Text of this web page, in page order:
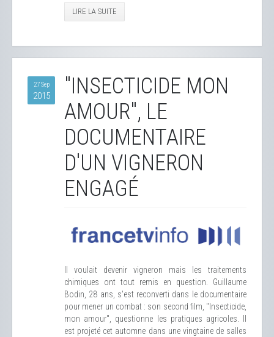
LIRE LA SUITE
27 Sep
2015
"INSECTICIDE MON
AMOUR", LE
DOCUMENTAIRE
D'UN VIGNERON
ENGAGÉ
Il voulait devenir vigneron mais les traitements
chimiques ont tout remis en question. Guillaume
Bodin, 28 ans, s'est reconverti dans le documentaire
pour mener un combat : son second film, "Insecticide,
mon amour", questionne les pratiques agricoles. Il
est projeté cet automne dans une vingtaine de salles